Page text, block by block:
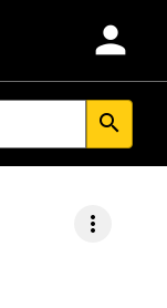
person
search
more_vert